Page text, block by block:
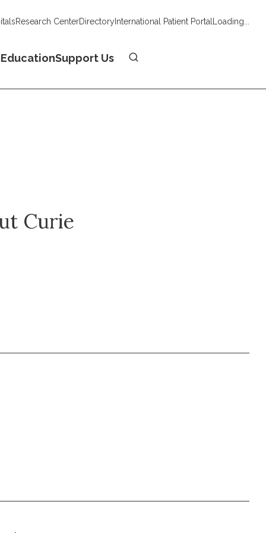
Research CenterDirectoryInternational Patient Portal Loading...
EducationSupport Us
Curie